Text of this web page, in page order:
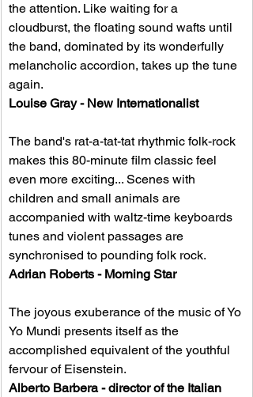
the attention. Like waiting for a
cloudburst, the floating sound wafts until
the band, dominated by its wonderfully
melancholic accordion, takes up the tune
again.
Louise Gray - New Internationalist
The band's rat-a-tat-tat rhythmic folk-rock
makes this 80-minute film classic feel
even more exciting... Scenes with
children and small animals are
accompanied with waltz-time keyboards
tunes and violent passages are
synchronised to pounding folk rock.
Adrian Roberts - Morning Star
The joyous exuberance of the music of Yo
Yo Mundi presents itself as the
accomplished equivalent of the youthful
fervour of Eisenstein.
Alberto Barbera - director of the Italian